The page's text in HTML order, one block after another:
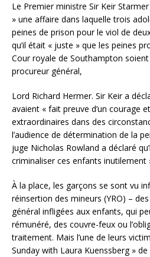
Le Premier ministre Sir Keir
» une affaire dans laquelle trois
peines de prison pour le viol de
qu’il était « juste » que les peines
Cour royale de Southampton
procureur général,
Lord Richard Hermer. Sir Keir a
avaient « fait preuve d’un courage
extraordinaires dans des
l’audience de détermination de la
juge Nicholas Rowland a déclaré
criminaliser ces enfants inutilement
À la place, les garçons se sont vu
réinsertion des mineurs (YRO) –
général infligées aux enfants, qui
rémunéré, des couvre-feux ou
traitement. Mais l’une de leurs
Sunday with Laura Kuenssberg »